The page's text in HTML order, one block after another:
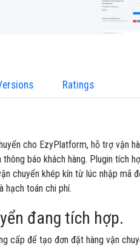
Ratings
cho EzyPlatform, hỗ trợ vận
báo khách hàng. Plugin tích
chuyển khép kín từ lúc nhập mã
hạch toán chi phí.
đang tích hợp.
cấp để tạo đơn đặt hàng vận